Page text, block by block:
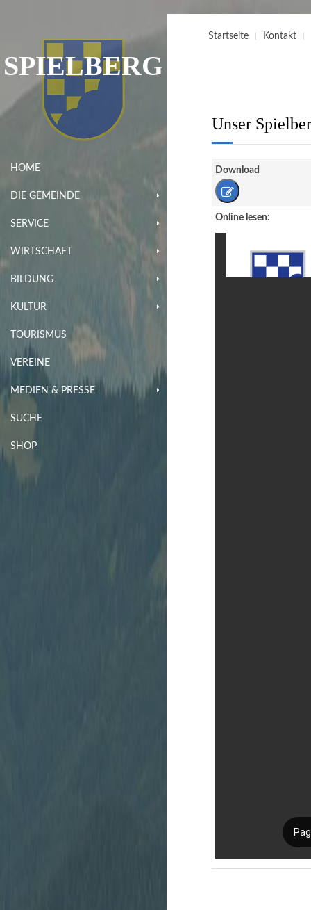
SPIELBERG
HOME
DIE GEMEINDE
SERVICE
WIRTSCHAFT
BILDUNG
KULTUR
TOURISMUS
VEREINE
MEDIEN & PRESSE
SUCHE
SHOP
Startseite Kontakt
Unser
Download
Online lesen: